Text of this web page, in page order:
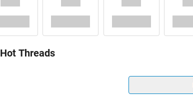
Hot Threads